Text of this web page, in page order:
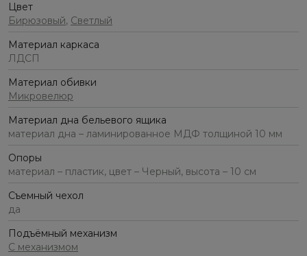
Цвет
Бирюзовый, Светлый
Материал каркаса
ЛДСП
Материал обивки
Микровелюр
Материал дна бельевого ящика
материал дна – ламинированное МДФ толщиной 10 мм
Опоры
материал – пластик, цвет – Черный, высота – 10 см
Съемный чехол
да
Подъёмный механизм
С механизмом